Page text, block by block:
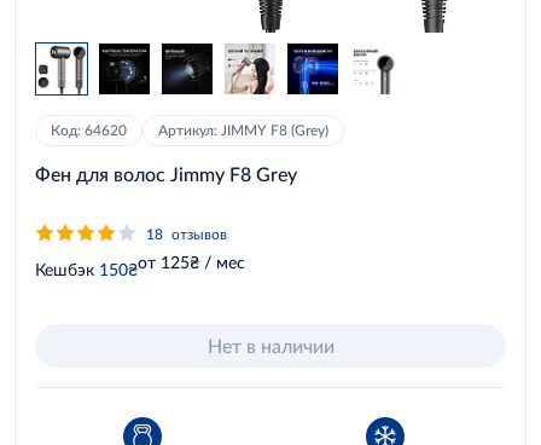
Код: 64620 Артикул: JIMMY F8 (Grey)
Фен для волос Jimmy F8 Grey
18 отзывов
Кешбэк 150₴от 125₴ / мес
Нет в наличии